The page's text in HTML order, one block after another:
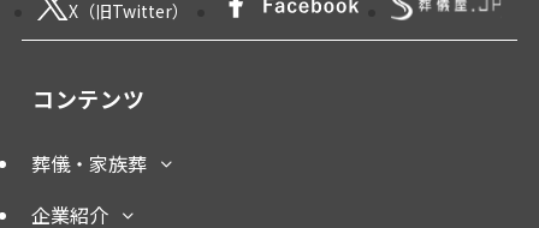
X（旧Twitter）
コンテンツ
葬儀・家族葬
企業紹介